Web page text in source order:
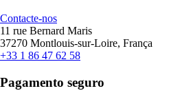
Contacte-nos
11 rue Bernard Maris
37270 Montlouis-sur-Loire, França
+33 1 86 47 62 58
Pagamento seguro